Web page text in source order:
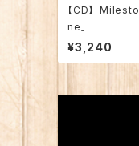
【CD】「Milesto
ne」
¥3,240